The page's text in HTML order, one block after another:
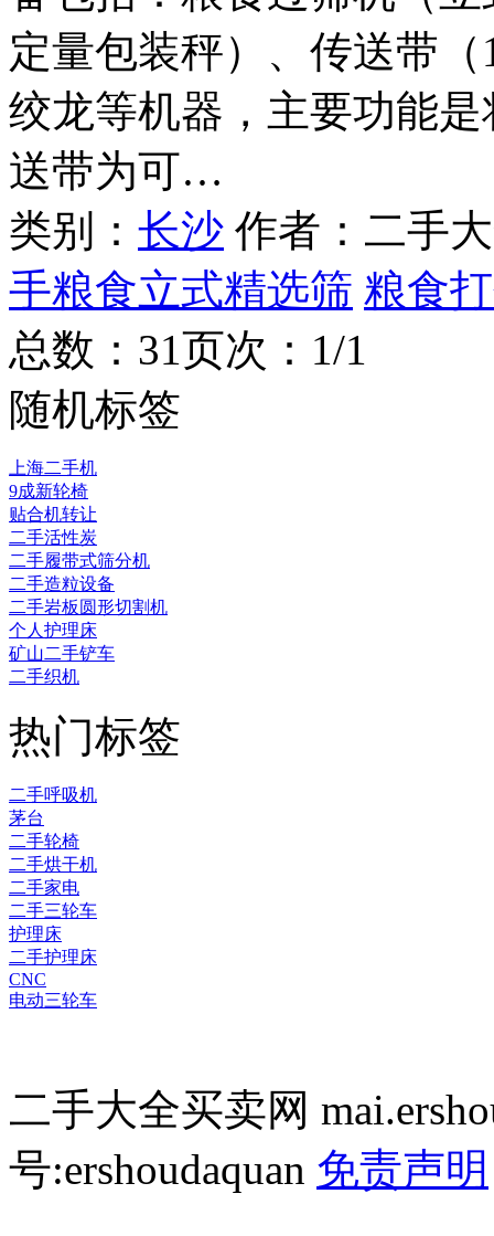
定量包装秤）、传送带
绞龙等机器，主要功能
送带为可…
类别： 长沙 作者：二手
手粮食立式精选筛 粮食
总数：31页次：1/1
随机标签
上海二手机
9成新轮椅
贴合机转让
二手活性炭
二手履带式筛分机
二手造粒设备
二手岩板圆形切割机
个人护理床
矿山二手铲车
二手织机
热门标签
二手呼吸机
茅台
二手轮椅
二手烘干机
二手家电
二手三轮车
护理床
二手护理床
CNC
电动三轮车
二手大全买卖网
号:ershoudaquan 免责声明